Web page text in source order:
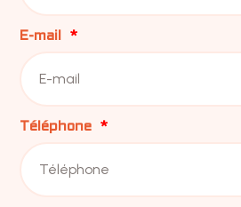
E-mail
Téléphone